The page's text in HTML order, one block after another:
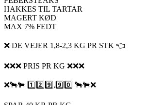
HAKKES TIL TARTAR
MAGERT KØD
MAX 7% FEDT
❌ DE VEJER 1,8-2,3 KG PR STK 👈
❌❌❌ PRIS PR KG ❌❌❌
❌🐂🐂 1️⃣2️⃣9️⃣,9️⃣0️⃣ 🐂🐂❌